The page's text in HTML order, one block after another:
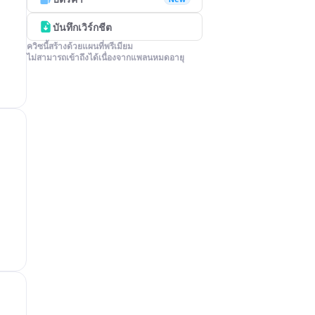
บันทึกเวิร์กชีต
ควิซนี้สร้างด้วยแผนที่พรีเมียม
ไม่สามารถเข้าถึงได้เนื่องจากแพลนหมดอายุ